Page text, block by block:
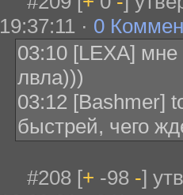
19:37:11 · 0
03:10 [LEXA]
лвла)))
03:12 [Bashmer]
быстрей, чего
#208 [+ -98 -]